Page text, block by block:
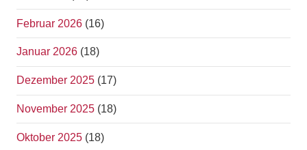
Februar 2026 (16)
Januar 2026 (18)
Dezember 2025 (17)
November 2025 (18)
Oktober 2025 (18)